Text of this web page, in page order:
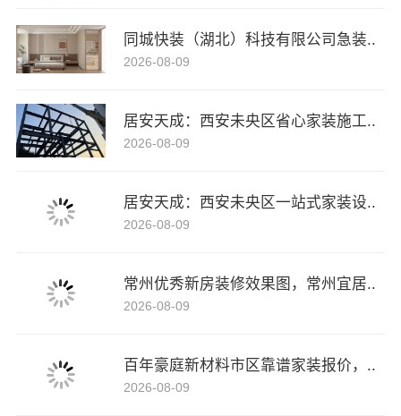
同城快装（湖北）科技有限公司急装..
2026-08-09
居安天成：西安未央区省心家装施工..
2026-08-09
居安天成：西安未央区一站式家装设..
2026-08-09
常州优秀新房装修效果图，常州宜居..
2026-08-09
百年豪庭新材料市区靠谱家装报价，..
2026-08-09